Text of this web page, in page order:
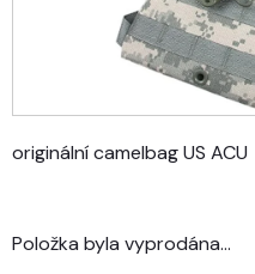
Položka byla vyprodána…
originální camelbag US ACU